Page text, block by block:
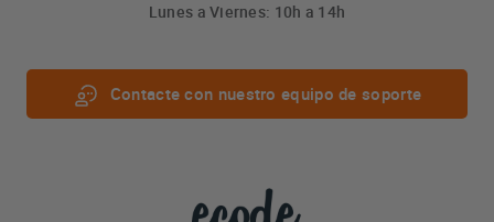
Lunes a Viernes: 10h a 14h
Contacte con nuestro equipo de soporte